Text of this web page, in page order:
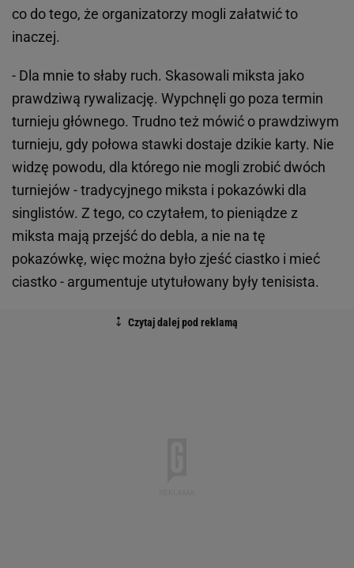
co do tego, że organizatorzy mogli załatwić to
inaczej.
- Dla mnie to słaby ruch. Skasowali miksta jako
prawdziwą rywalizację. Wypchnęli go poza termin
turnieju głównego. Trudno też mówić o prawdziwym
turnieju, gdy połowa stawki dostaje dzikie karty. Nie
widzę powodu, dla którego nie mogli zrobić dwóch
turniejów - tradycyjnego miksta i pokazówki dla
singlistów. Z tego, co czytałem, to pieniądze z
miksta mają przejść do debla, a nie na tę
pokazówkę, więc można było zjeść ciastko i mieć
ciastko - argumentuje utytułowany były tenisista.